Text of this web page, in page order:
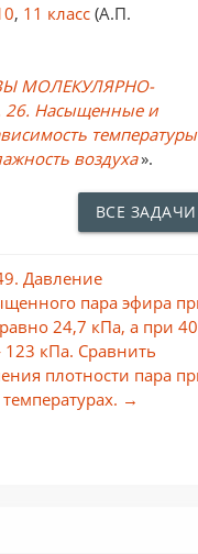
, 11 класс (А.П.
МОЛЕКУЛЯРНО-
Насыщенные и
температуры
воздуха».
ВСЕ ЗАДАЧИ
Давление
пара эфира
24,7 кПа, а при 40
кПа. Сравнить
плотности пара
температурах. →